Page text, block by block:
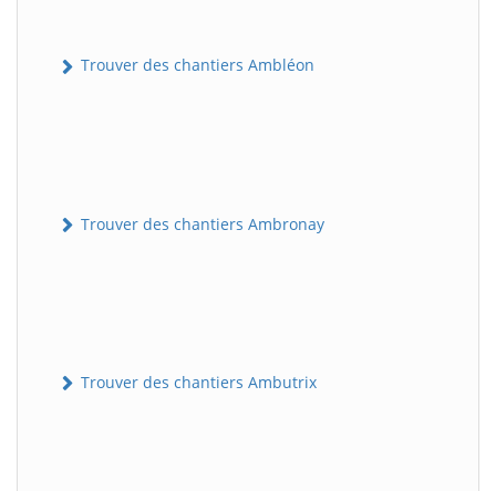
Trouver des chantiers Ambléon
Trouver des chantiers Ambronay
Trouver des chantiers Ambutrix